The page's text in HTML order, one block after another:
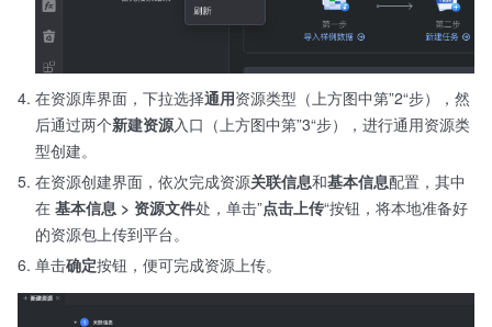
在资源库界面，下拉选择通用资源类型（上方图中第”2“步），然
后通过两个新建资源入口（上方图中第”3“步），进行通用资源类
型创建。
在资源创建界面，依次完成资源关联信息和基本信息配置，其中
在 基本信息 > 资源文件处，单击”点击上传“按钮，将本地准备好
的资源包上传到平台。
单击确定按钮，便可完成资源上传。